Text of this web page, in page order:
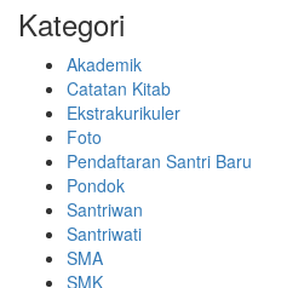
Kategori
Akademik
Catatan Kitab
Ekstrakurikuler
Foto
Pendaftaran Santri Baru
Pondok
Santriwan
Santriwati
SMA
SMK